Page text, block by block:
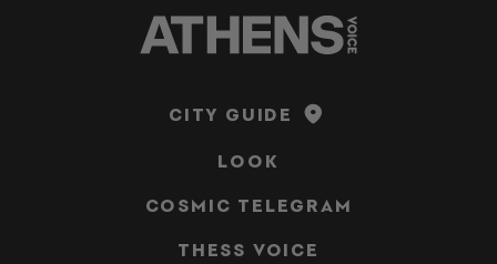
CITY GUIDE
LOOK
COSMIC TELEGRAM
THESS VOICE